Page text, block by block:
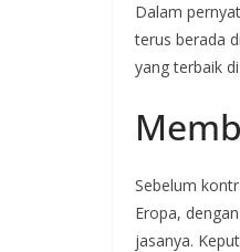
Dalam
terus berada
yang terbaik
Sebelum
Eropa,
jasanya.